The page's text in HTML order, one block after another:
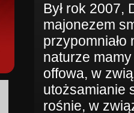
Był rok 2007,
majonezem
przypomniało
naturze
offowa, w
utożsamianie
rośnie, w